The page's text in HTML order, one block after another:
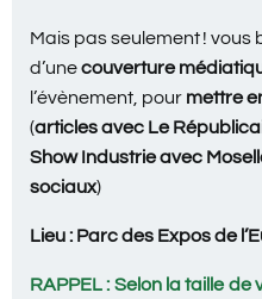
Mais pas seulement ! vous
d’unecouverture
l’évènement, pour mettre
(articles avec Le
Show Industrie avec
sociaux)
Lieu : Parc des Expos de
RAPPEL : Selon la taille